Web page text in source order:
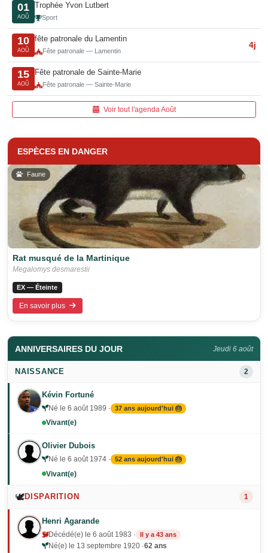
01
AOÛ
Trophée Yvon Lutbert
Sport
10
AOÛ
fête patronale du Lamentin
Fête patronale — Lamentin
4j
15
AOÛ
Fête patronale de Sainte-Marie
Fête patronale — Sainte-Marie
Voir tout l'agenda Août
ESPÈCES EN DANGER
Faune
Rat musqué de la Martinique
Megalomys desmarestii
EX — Éteinte
En savoir plus
ANNIVERSAIRES DU JOUR Jeudi 6 août
NAISSANCE 2
Kévin Fortuné
Né le 6 août 1989 · 37 ans aujourd'hui 🎂
Vivant(e)
Olivier Dubois
Né le 6 août 1974 · 52 ans aujourd'hui 🎂
Vivant(e)
🕊️DISPARITION 1
Henri Agarande
Décédé(e) le 6 août 1983 · Il y a 43 ans
Né(e) le 13 septembre 1920 ·62 ans